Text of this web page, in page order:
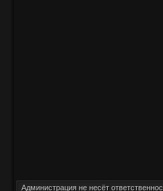
Администрация не несёт